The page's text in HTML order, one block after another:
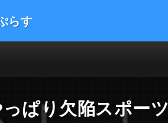
らす
ゲーム サイエンス マネー 海外の反応
っぱり欠陥スポー